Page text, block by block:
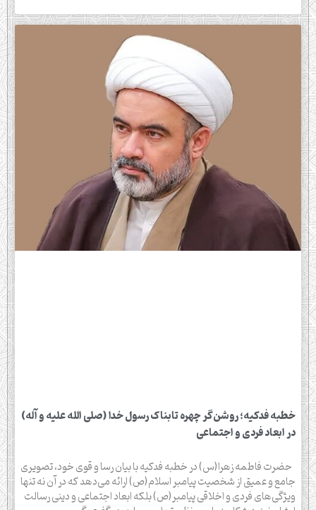
خطبه فدکیه؛ روشن‌گر چهره تابناک رسول خدا (صلی الله علیه و آله)
در ابعاد فردی و اجتماعی
حضرت فاطمه زهرا(س) در خطبه فدکیه با بیان رسا و قوی خود، تصویری
جامع و عمیق از شخصیت پیامبر اسلام(ص) ارائه می‌دهد که در آن نه تنها
ویژگی‌های فردی و اخلاقی پیامبر(ص) بلکه ابعاد اجتماعی و دینی رسالت